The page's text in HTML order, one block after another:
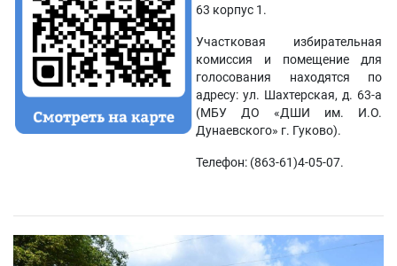
63 корпус 1.
Участковая избирательная
комиссия и помещение для
голосования находятся по
адресу: ул. Шахтерская, д. 63-а
(МБУ ДО «ДШИ им. И.О.
Дунаевского» г. Гуково).
Телефон: (863-61)4-05-07.